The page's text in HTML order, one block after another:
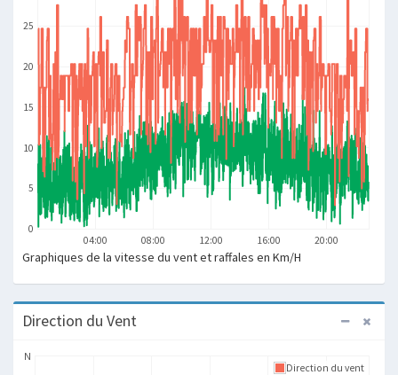
04:00 08:00 12:00 16:00 20:00
0
5
10
15
20
25
Graphiques de la vitesse du vent et raffales en Km/H
Direction du Vent
N
Direction du vent